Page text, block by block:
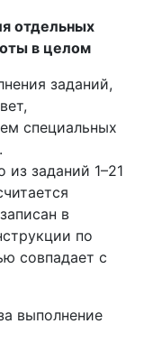
отдельных
в целом
заданий,
специальных
заданий 1–21
в
по
совпадает с
выполнение